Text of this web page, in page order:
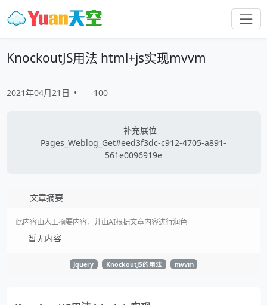
KnockoutJS用法 html+js实现mvvm
2021年04月21日 • 100
补充展位
Pages_Weblog_Get#eed3f3dc-c912-4705-a891-
561e0096919e
文章摘要
此内容由人工摘要内容，并由AI根据文章内容进行润色
暂无内容
Jquery KnockoutJS的用法 mvvm